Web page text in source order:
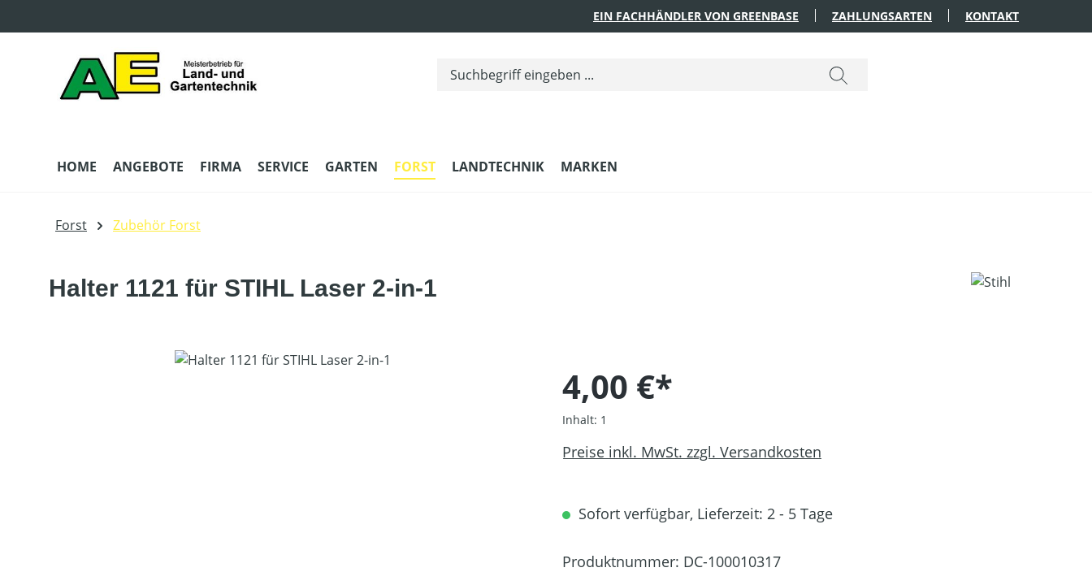
EIN FACHHÄNDLER VON GREENBASE ZAHLUNGSARTEN KONTAKT
HOME ANGEBOTE FIRMA SERVICE GARTEN FORST LANDTECHNIK MARKEN
Forst Zubehör Forst
Halter 1121 für STIHL Laser 2-in-1
Bildergalerie überspringen
4,00 €*
Inhalt: 1
Preise inkl. MwSt. zzgl. Versandkosten
Sofort verfügbar, Lieferzeit: 2 - 5 Tage
Produktnummer: DC-100010317